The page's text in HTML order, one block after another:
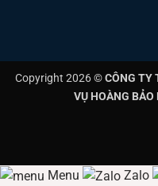
Copyright 2026 ©CÔNG TY
VỤ HOÀNG
Menu Zalo